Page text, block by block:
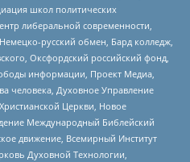
школ политических
либеральной современности,
русский обмен, Бард колледж,
Оксфордский российский фонд,
информации, Проект Медиа,
человека, Духовное Управление
Церкви, Новое
Международный Библейский
движение, Всемирный Институт
Духовной Технологии,